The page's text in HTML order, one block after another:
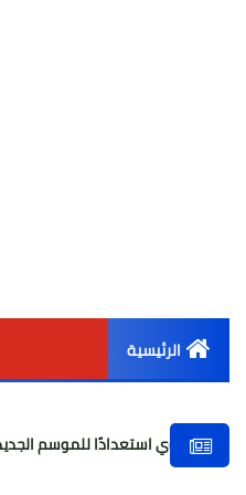
الرئيسية
استعدادًا للموسم الجديد